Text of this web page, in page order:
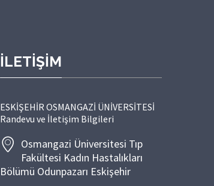
İLETİŞİM
ESKİŞEHİR OSMANGAZİ ÜNİVERSİTESİ
Randevu ve İletişim Bilgileri
Osmangazi Üniversitesi Tıp
Fakültesi Kadın Hastalıkları
Bölümü Odunpazarı Eskişehir